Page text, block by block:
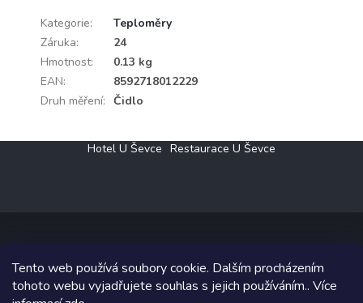
Tento web používá soubory cookie. Dalším procházením
tohoto webu vyjadřujete souhlas s jejich používáním.. Více
Kategorie:
Teploměry
Záruka:
24
Hmotnost:
0.13 kg
EAN:
8592718012229
Druh měření: Čidlo
Hotel U Ševce Restaurace U Ševce
Copyright 2026Elektro Klesný s.r.o.. Všechna práva vyhrazena.